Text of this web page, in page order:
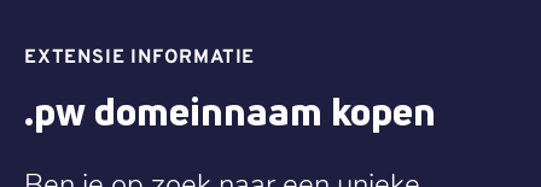
EXTENSIE INFORMATIE
.pw domeinnaam kopen